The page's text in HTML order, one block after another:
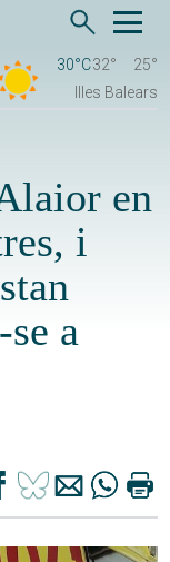
30°C32°
25°
Illes Balears
en
i
a